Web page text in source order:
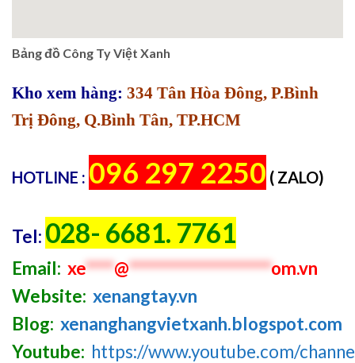
Bảng đồ Công Ty Việt Xanh
Kho xem hàng: 334 Tân Hòa Đông, P.Bình
Trị Đông, Q.Bình Tân, TP.HCM
HOTLINE : 096 297 2250 ( ZALO)
Tel: 028- 6681. 7761
Email: xe****@********************om.vn
Website: xenangtay.vn
Blog: xenanghangvietxanh.blogspot.com
Youtube: https://www.youtube.com/